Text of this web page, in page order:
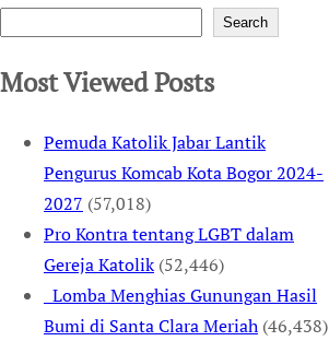
Search
Most Viewed Posts
Pemuda Katolik Jabar Lantik
Pengurus Komcab Kota Bogor 2024-
2027 (57,018)
Pro Kontra tentang LGBT dalam
Gereja Katolik (52,446)
Lomba Menghias Gunungan Hasil
Bumi di Santa Clara Meriah (46,438)